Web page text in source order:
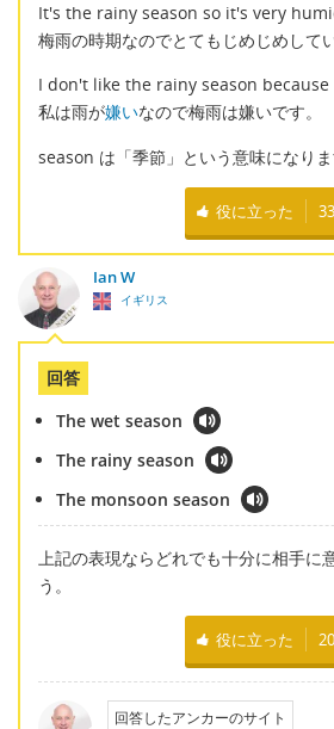
It's the rainy season so it's very
梅雨の時期なのでとてもじめじめして
I don't like the rainy season
私は雨が嫌いなので梅雨は嫌いです。
season は「季節」という意味になりま
役に立った 33
Ian W
イギリス
回答
The wet season
The rainy season
The monsoon season
上記の表現ならどれでも十分に相手に
う。
役に立った 20
回答したアンカーのサイト